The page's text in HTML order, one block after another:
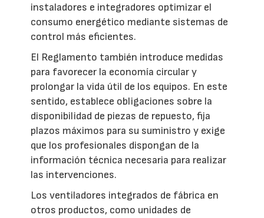
instaladores e integradores optimizar el
consumo energético mediante sistemas de
control más eficientes.
El Reglamento también introduce medidas
para favorecer la economía circular y
prolongar la vida útil de los equipos. En este
sentido, establece obligaciones sobre la
disponibilidad de piezas de repuesto, fija
plazos máximos para su suministro y exige
que los profesionales dispongan de la
información técnica necesaria para realizar
las intervenciones.
Los ventiladores integrados de fábrica en
otros productos, como unidades de